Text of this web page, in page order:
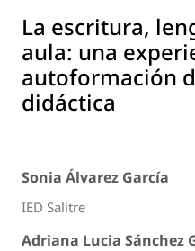
La escritura,
aula: una
autoformación
didáctica
Sonia Álvarez García
IED Salitre
Adriana Lucia Sánchez